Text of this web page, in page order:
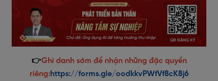
👉Ghi danh sớm để nhận những đặc quyền
riêng:https://forms.gle/oodkkvPWfVf8cK8j6